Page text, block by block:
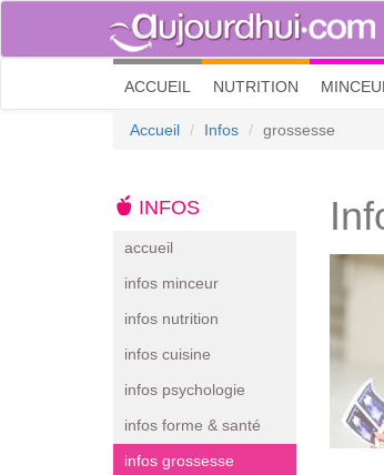
ACCUEIL (current)
NUTRITION
Accueil Infos grossesse
INFOS
accueil
infos minceur
infos nutrition
infos cuisine
infos psychologie
infos forme & santé
infos grossesse